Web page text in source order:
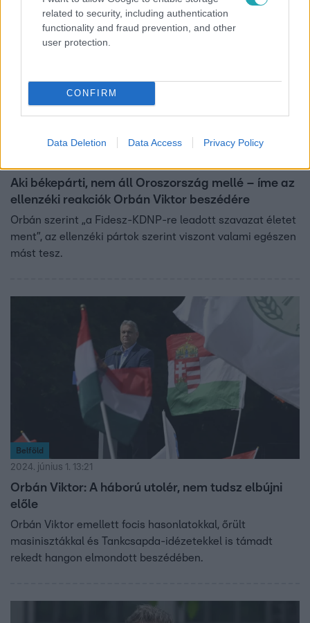
related to security, including authentication
functionality and fraud prevention, and other
user protection.
CONFIRM
Data Deletion Data Access Privacy Policy
járvány idején magyarok tízezreit hagyták meghalni.
Aki békepárti, nem áll Oroszország mellé – íme az
ellenzéki reakciók Orbán Viktor beszédére
Orbán szerint „a Fidesz-KDNP-re leadott szavazat életet
ment”, az ellenzéki pártok szerint viszont valami egészen
mást tesz.
Belföld
2024. június 1. 13:21
Orbán Viktor: A háború utolér, nem tudsz elbújni
előle
Orbán Viktor emellett focis hasonlatokkal, őrült
masinisztákkal és Tankcsapda-idézetekkel is támadt
rekedt hangon elmondott beszédében.